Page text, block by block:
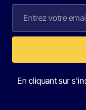
En cliquant sur